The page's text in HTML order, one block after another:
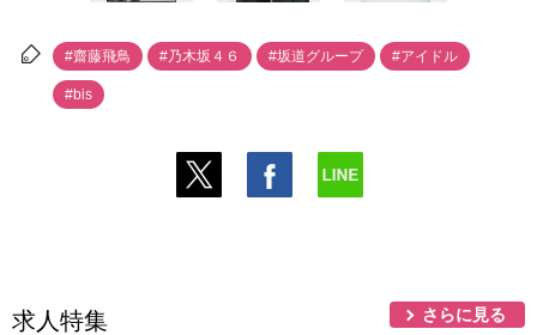
#齋藤飛鳥 #乃木坂４６ #坂道グループ #アイドル
#bis
求人特集 さらに見る